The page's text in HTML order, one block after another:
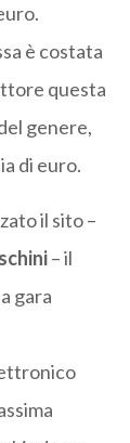
è costata
questa
genere,
di euro.
il sito –
– il
gara